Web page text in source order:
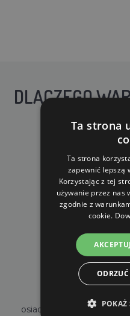
DLACZEGO
dla
osiadamy własny
Ta strona
Ta strona
zapewnić lepszą
Korzystając z tej
używanie przez nas
zgodnie z
cookie.
POKAŻ